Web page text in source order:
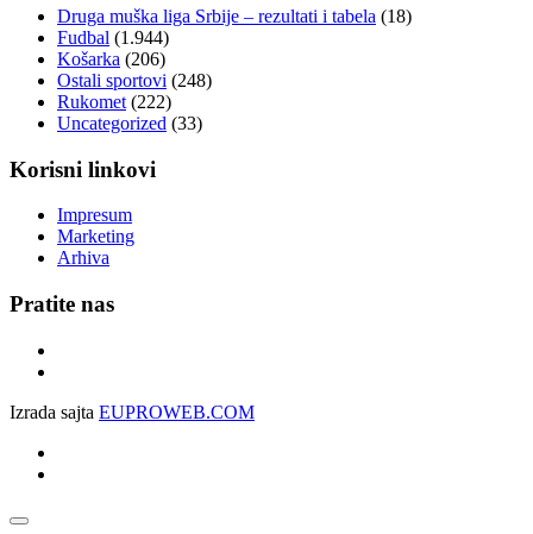
Druga muška liga Srbije – rezultati i tabela (18)
Fudbal (1.944)
Košarka (206)
Ostali sportovi (248)
Rukomet (222)
Uncategorized (33)
Korisni linkovi
Impresum
Marketing
Arhiva
Pratite nas
Izrada sajta EUPROWEB.COM